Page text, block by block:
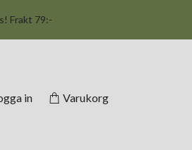
Frakt 79:-
in Varukorg